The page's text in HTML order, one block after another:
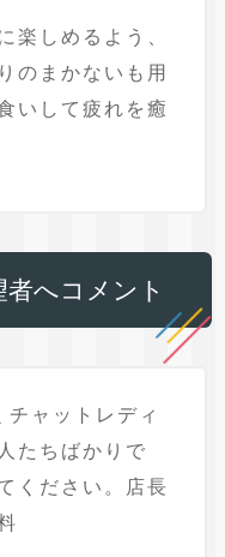
楽しめるよう、
のまかないも用
いして疲れを癒
へコメント
ャットレディ
たちばかりで
ください。店長